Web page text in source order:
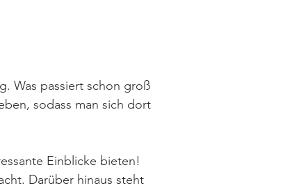
Was passiert schon groß
sodass man sich dort
Einblicke bieten!
Darüber hinaus steht